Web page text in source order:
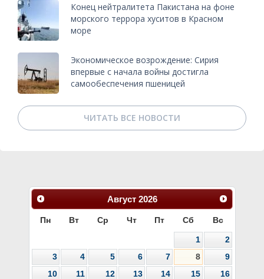
Конец нейтралитета Пакистана на фоне
морского террора хуситов в Красном
море
Экономическое возрождение: Сирия
впервые с начала войны достигла
самообеспечения пшеницей
ЧИТАТЬ ВСЕ НОВОСТИ
Август 2026
Пн Вт Ср Чт Пт Сб Вс
1
2
3
4 5 6 7 8
9
10
11 12 13 14 15
16